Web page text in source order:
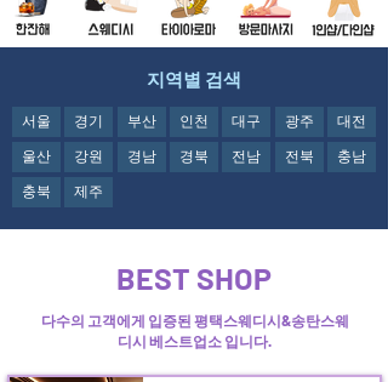
지역별 검색
서울
울산
충북
경기
강원
제주
부산
경남
인천
경북
대구
전남
광주
전북
대전
충남
BEST SHOP
다수의 고객에게 입증된 평택스웨디시&송탄스웨
디시 베스트업소 입니다.